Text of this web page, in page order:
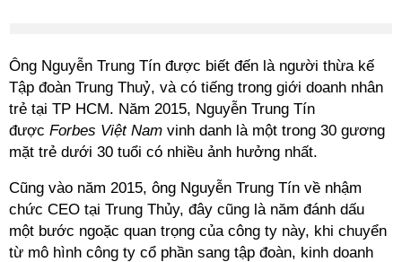
Ông Nguyễn Trung Tín được biết đến là người thừa kế
Tập đoàn Trung Thuỷ, và có tiếng trong giới doanh nhân
trẻ tại TP HCM. Năm 2015, Nguyễn Trung Tín
được Forbes Việt Nam vinh danh là một trong 30 gương
mặt trẻ dưới 30 tuổi có nhiều ảnh hưởng nhất.
Cũng vào năm 2015, ông Nguyễn Trung Tín về nhậm
chức CEO tại Trung Thủy, đây cũng là năm đánh dấu
một bước ngoặc quan trọng của công ty này, khi chuyển
từ mô hình công ty cổ phần sang tập đoàn, kinh doanh